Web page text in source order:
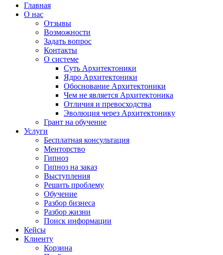
Главная
О нас
Отзывы
Возможности
Задать вопрос
Контакты
О системе
Суть Архитектоники
Ядро Архитектоники
Обоснование Архитектоники
Чем не является Архитектоника
Отличия и превосходства
Эволюция через Архитектонику
Грант на обучение
Услуги
Бесплатная консультация
Менторство
Гипноз
Гипноз на заказ
Выступления
Решить проблему
Обучение
Разбор бизнеса
Разбор жизни
Поиск информации
Кейсы
Клиенту
Корзина